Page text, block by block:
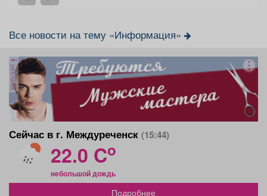
Все новости на тему «Информация»
реклама
Сейчас в г. Междуреченск (15:44)
22.0 Co
небольшой дождь
Подробнее